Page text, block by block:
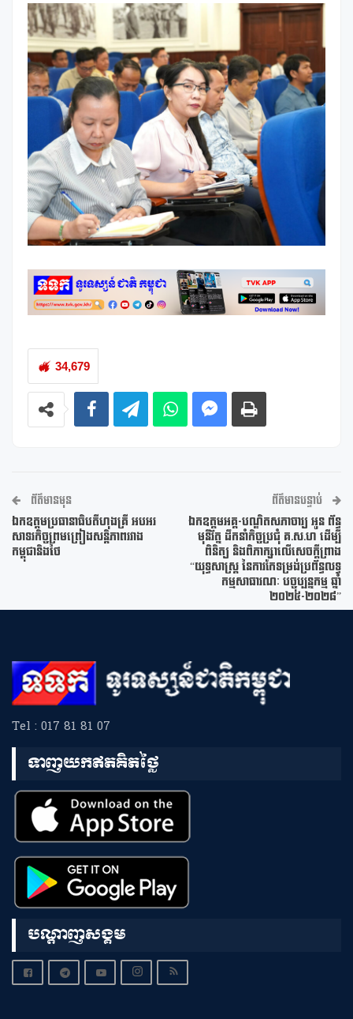
34,679
ព័ត៌មានមុន
ឯកឧត្តមប្រធានាធិបតីហុងគ្រី អបអរ
សាទរកិច្ចព្រមព្រៀងសន្តិភាពរវាង
កម្ពុជានិងថៃ
ព័ត៌មានបន្ទាប់
ឯកឧត្តមអគ្គ-បណ្ឌិតសភាចារ្យ អូន ព័ន្ធ
មុនីរ័ត្ន ដឹកនាំកិច្ចប្រជុំ គ.ស.ហ ដើម្បី
ពិនិត្យ និងពិភាក្សាលើសេចក្ដីព្រាង
“យុទ្ធសាស្ត្រ នៃការកែទម្រង់ប្រព័ន្ធលទ្ធ
កម្មសាធារណៈ បច្ចុប្បន្នកម្ម ឆ្នាំ
២០២៥-២០២៨”
Tel : 017 81 81 07
ទាញយកឥតគិតថ្លៃ
បណ្តាញសង្គម